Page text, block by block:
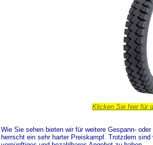
Klicken Sie hier für
Wie Sie sehen bieten wir für weitere Gespann-
herrscht ein sehr harter Preiskampf. Trotzdem